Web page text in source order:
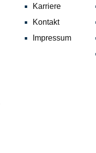
Karriere
Kontakt
Impressum